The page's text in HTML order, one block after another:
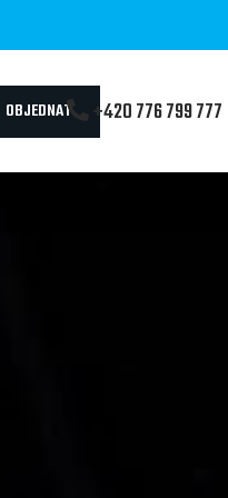
OBJEDNAT +420 776 799 777